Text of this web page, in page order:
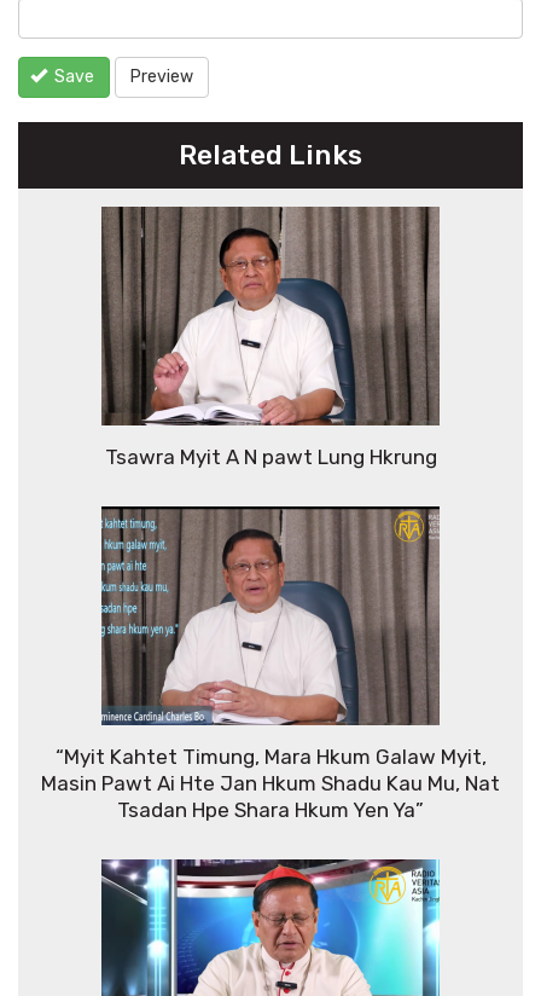
Save Preview
Related Links
Tsawra Myit A N pawt Lung Hkrung
“Myit Kahtet Timung, Mara Hkum Galaw Myit,
Masin Pawt Ai Hte Jan Hkum Shadu Kau Mu, Nat
Tsadan Hpe Shara Hkum Yen Ya”